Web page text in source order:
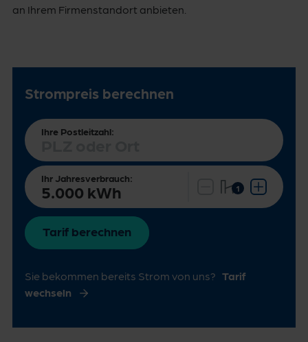
an Ihrem Firmenstandort anbieten.
Strompreis berechnen
Ihre Postleitzahl:
Ihr Jahresverbrauch:
Tarif berechnen
Sie bekommen bereits Strom von uns? Tarif
wechseln